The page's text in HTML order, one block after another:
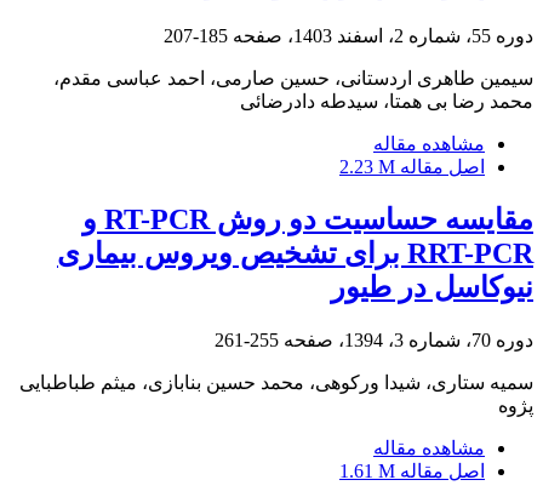
دوره 55، شماره 2، اسفند 1403، صفحه 185-207
سیمین طاهری اردستانی، حسین صارمی، احمد عباسی مقدم،
محمد رضا بی همتا، سیدطه دادرضائی
مشاهده مقاله
اصل مقاله 2.23 M
مقایسه حساسیت دو روش RT-PCR و
RRT-PCR برای تشخیص ویروس بیماری
نیوکاسل در طیور
دوره 70، شماره 3، 1394، صفحه 255-261
سمیه ستاری، شیدا ورکوهی، محمد حسین بنابازی، میثم طباطبایی
پژوه
مشاهده مقاله
اصل مقاله 1.61 M